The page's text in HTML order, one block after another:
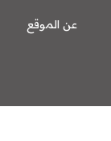
عن الموقع